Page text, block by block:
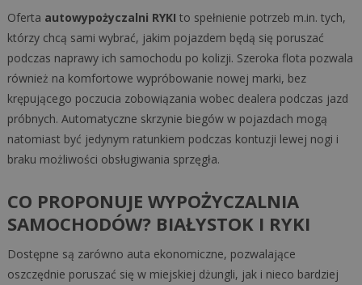
Oferta autowypożyczalni RYKI to spełnienie potrzeb m.in. tych,
którzy chcą sami wybrać, jakim pojazdem będą się poruszać
podczas naprawy ich samochodu po kolizji. Szeroka flota pozwala
również na komfortowe wypróbowanie nowej marki, bez
krępującego poczucia zobowiązania wobec dealera podczas jazd
próbnych. Automatyczne skrzynie biegów w pojazdach mogą
natomiast być jedynym ratunkiem podczas kontuzji lewej nogi i
braku możliwości obsługiwania sprzęgła.
CO PROPONUJE WYPOŻYCZALNIA
SAMOCHODÓW? BIAŁYSTOK I RYKI
Dostępne są zarówno auta ekonomiczne, pozwalające
oszczędnie poruszać się w miejskiej dżungli, jak i nieco bardziej